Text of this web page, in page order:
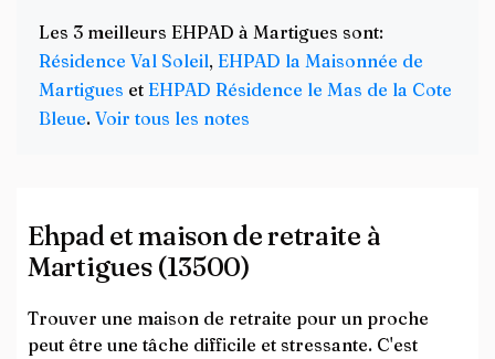
Les 3 meilleurs EHPAD à Martigues sont:
Résidence Val Soleil, EHPAD la Maisonnée de
Martigues et EHPAD Résidence le Mas de la Cote
Bleue. Voir tous les notes
Ehpad et maison de retraite à
Martigues (13500)
Trouver une maison de retraite pour un proche
peut être une tâche difficile et stressante. C'est